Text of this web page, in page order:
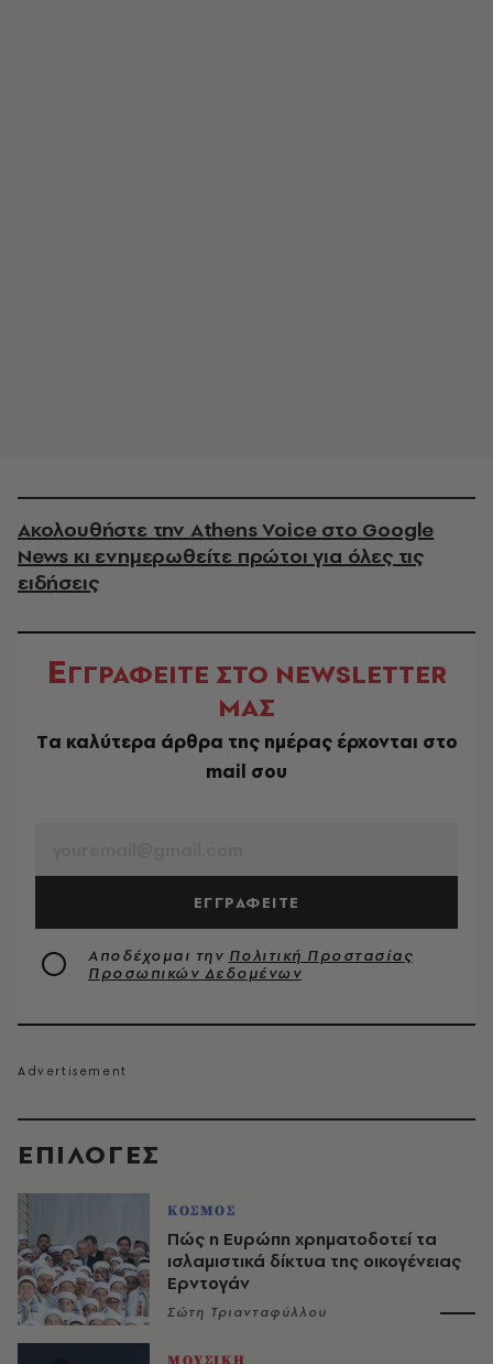
EΠΙΛΟΓΈΣ
ΚΟΣΜΟΣ
Πώς η Ευρώπη χρηματοδοτεί τα
ισλαμιστικά δίκτυα της οικογένειας
Ερντογάν
Σώτη Τριανταφύλλου
Ακολουθήστε την Athens Voice στο Google
News κι ενημερωθείτε πρώτοι για όλες τις
ειδήσεις
ΕΓΓΡΑΦΕΙΤΕ ΣΤΟ NEWSLETTER
ΜΑΣ
Tα καλύτερα άρθρα της ημέρας έρχονται στο
mail σου
ΕΓΓΡΑΦΕΙΤΕ
Αποδέχομαι την Πολιτική Προστασίας
Προσωπικών Δεδομένων